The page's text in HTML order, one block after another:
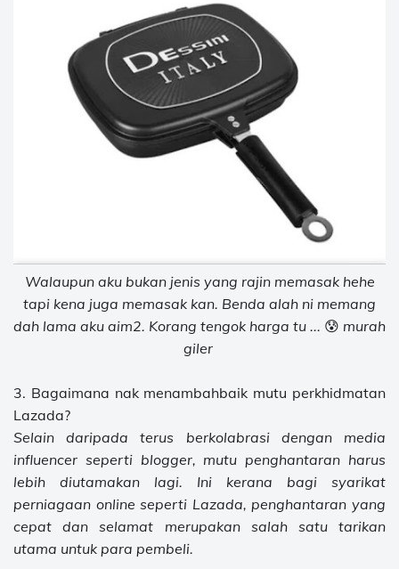
Walaupun aku bukan jenis yang rajin memasak hehe
tapi kena juga memasak kan. Benda alah ni memang
dah lama aku aim2. Korang tengok harga tu ... 😰 murah
giler
3. Bagaimana nak menambahbaik mutu perkhidmatan
Lazada?
Selain daripada terus berkolabrasi dengan media
influencer seperti blogger, mutu penghantaran harus
lebih diutamakan lagi. Ini kerana bagi syarikat
perniagaan online seperti Lazada, penghantaran yang
cepat dan selamat merupakan salah satu tarikan
utama untuk para pembeli.